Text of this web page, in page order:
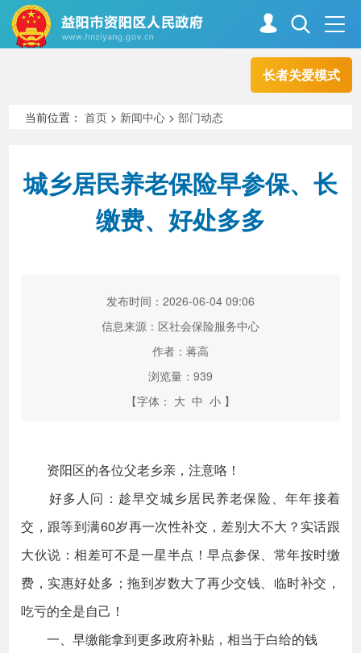
长者关爱模式
走进资阳
新闻中心 解读回应
当前位置：首页 > 新闻中心 >部门动态
城乡居民养老保险早参保、长
缴费、好处多多
发布时间：2026-06-04 09:06
信息来源：区社会保险服务中心
作者：蒋高
浏览量： 939
【字体： 大 中 小 】
资阳区的各位父老乡亲，注意咯！
好多人问：趁早交城乡居民养老保险、年年接着
交，跟等到满60岁再一次性补交，差别大不大？实话跟
大伙说：相差可不是一星半点！早点参保、常年按时缴
费，实惠好处多；拖到岁数大了再少交钱、临时补交，
吃亏的全是自己！
一、早缴能拿到更多政府补贴，相当于白给的钱